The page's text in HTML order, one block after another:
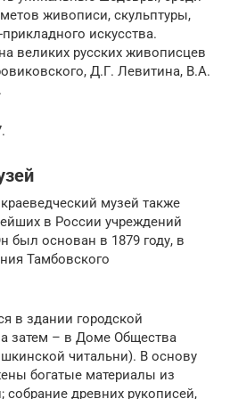
живописи, скульптуры,
искусства.
великих русских живописцев
Д.Г. Левитина, В.А.
музей также
в России учреждений
был основан в 1879 году, в
Тамбовского
в здании городской
затем – в Доме Общества
читальни). В основу
богатые материалы из
собрание древних рукописей,